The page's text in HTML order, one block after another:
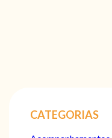
CATEGORIAS